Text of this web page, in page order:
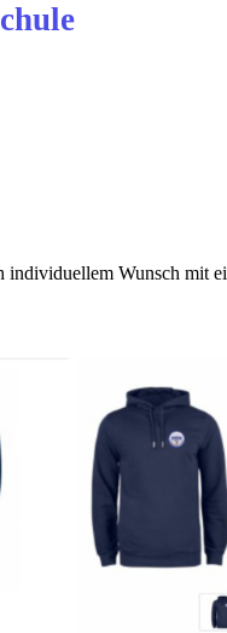
individuellem Wunsch mit